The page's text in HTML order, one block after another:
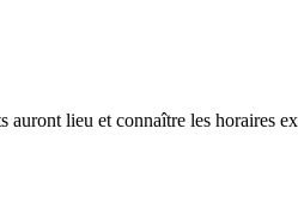
lieu et connaître les horaires